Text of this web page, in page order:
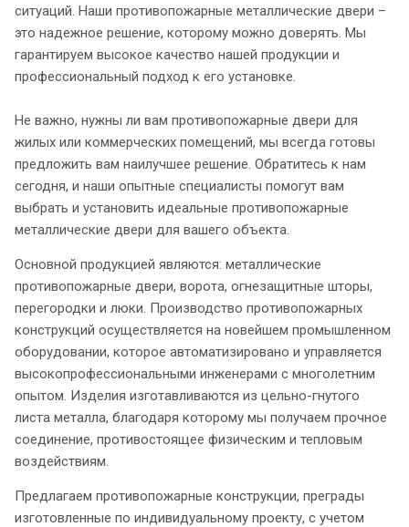
ситуаций. Наши противопожарные металлические двери –
это надежное решение, которому можно доверять. Мы
гарантируем высокое качество нашей продукции и
профессиональный подход к его установке.
Не важно, нужны ли вам противопожарные двери для
жилых или коммерческих помещений, мы всегда готовы
предложить вам наилучшее решение. Обратитесь к нам
сегодня, и наши опытные специалисты помогут вам
выбрать и установить идеальные противопожарные
металлические двери для вашего объекта.
Основной продукцией являются: металлические
противопожарные двери, ворота, огнезащитные шторы,
перегородки и люки. Производство противопожарных
конструкций осуществляется на новейшем промышленном
оборудовании, которое автоматизировано и управляется
высокопрофессиональными инженерами с многолетним
опытом. Изделия изготавливаются из цельно-гнутого
листа металла, благодаря которому мы получаем прочное
соединение, противостоящее физическим и тепловым
воздействиям.
Предлагаем противопожарные конструкции, преграды
изготовленные по индивидуальному проекту, с учетом